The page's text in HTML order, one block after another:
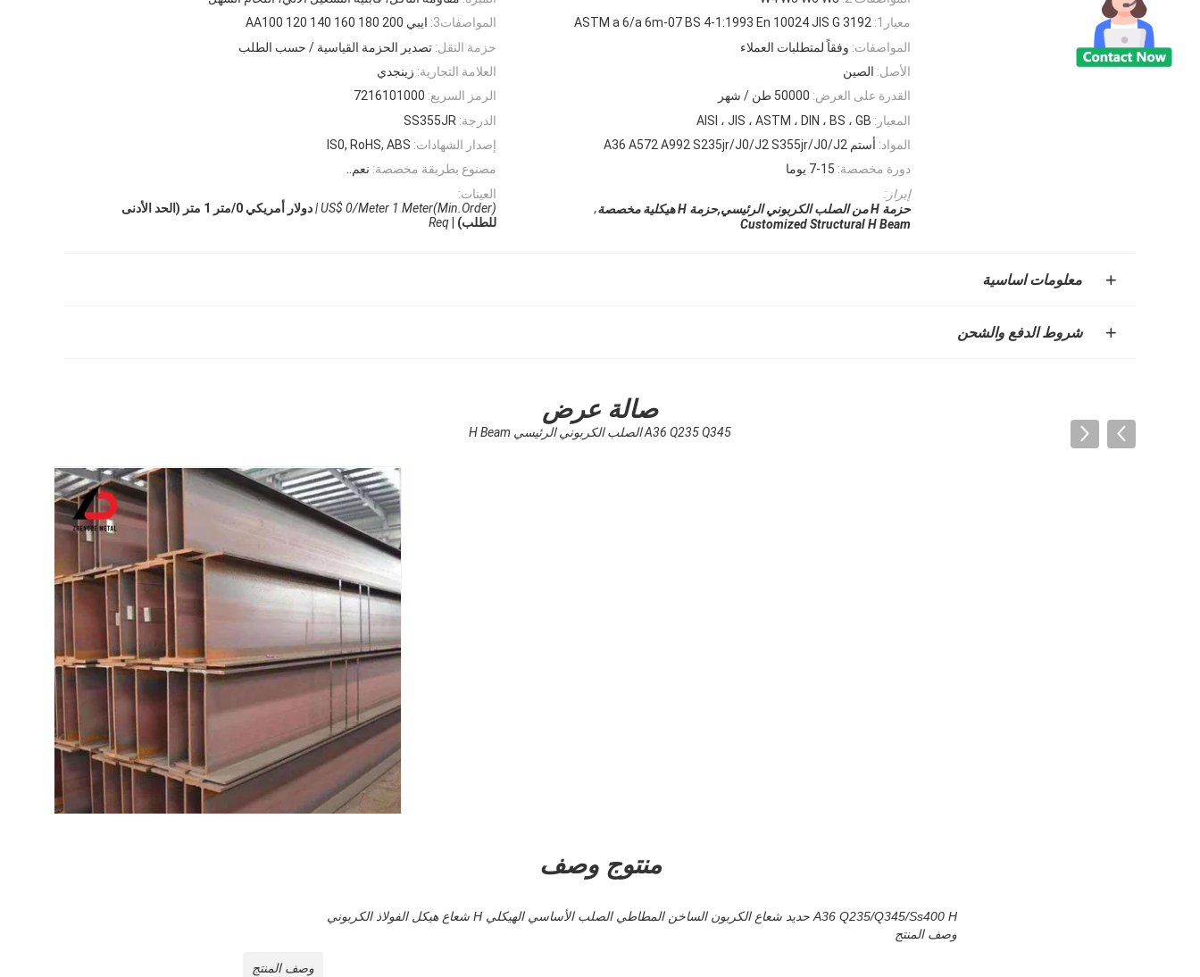
المواصفات3:
ايبي AA100 120 140 160 180 200 معيار1:
ASTM a 6/a 6m-07 BS 4-1:1993 En 10024 JIS G 3192
حزمة النقل: تصدير الحزمة القياسية / حسب الطلب المواصفات: وفقاً لمتطلبات العملاء
العلامة التجارية: زينجدي الأصل: الصين
الرمز السريع: 7216101000 القدرة على العرض: 50000 طن / شهر
الدرجة: SS355JR المعيار: AISI ، JIS ، ASTM ، DIN ، BS ، GB
إصدار الشهادات: IS0, RoHS, ABS المواد: أستم A36 A572 A992 S235jr/J0/J2 S355jr/J0/J2
مصنوع بطريقة مخصصة: نعم.. دورة مخصصة: 7-15 يوما
العينات:
US$ 0/Meter 1 Meter(Min.Order) |
دولار أمريكي 0/متر 1 متر (الحد الأدنى
للطلب) |Req
إبراز:
حزمة H من الصلب الكربوني الرئيسي,حزمة H هيكلية مخصصة
,
Customized Structural H Beam
معلومات اساسية
شروط الدفع والشحن
صالة عرض
A36 Q235 Q345 الصلب الكربوني الرئيسي H Beam
منتوج وصف
A36 Q235/Q345/Ss400 H حديد شعاع الكربون الساخن المطاطي الصلب الأساسي الهيكلي H شعاع هيكل الفولاذ الكربوني
وصف المنتج
وصف المنتج